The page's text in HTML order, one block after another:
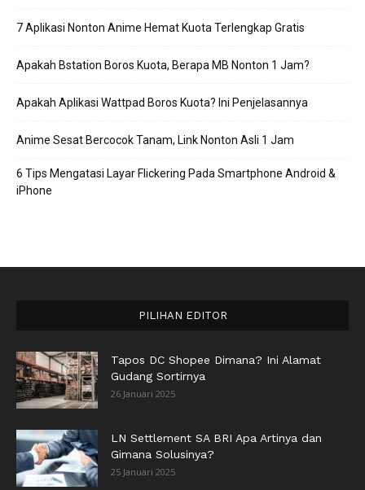
7 Aplikasi Nonton Anime Hemat Kuota Terlengkap Gratis
Apakah Bstation Boros Kuota, Berapa MB Nonton 1 Jam?
Apakah Aplikasi Wattpad Boros Kuota? Ini Penjelasannya
Anime Sesat Bercocok Tanam, Link Nonton Asli 1 Jam
6 Tips Mengatasi Layar Flickering Pada Smartphone Android &
iPhone
PILIHAN EDITOR
Tapos DC Shopee Dimana? Ini Alamat
Gudang Sortirnya
26 Januari 2025
LN Settlement SA BRI Apa Artinya dan
Gimana Solusinya?
25 Januari 2025